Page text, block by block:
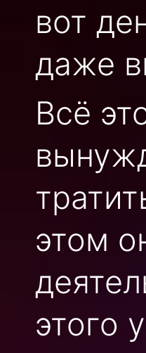
вот
даже
Всё
этом
этого